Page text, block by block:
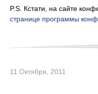
P.S. Кстати, на сайте
странице программы
11 Октября, 2011